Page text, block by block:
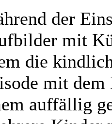
der
mit
die
mit dem
auffällig